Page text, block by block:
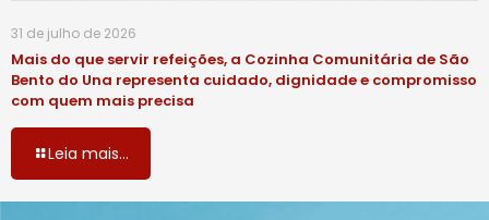
31 de julho de 2026
Mais do que servir refeições, a Cozinha Comunitária de São
Bento do Una representa cuidado, dignidade e compromisso
com quem mais precisa
Leia mais...